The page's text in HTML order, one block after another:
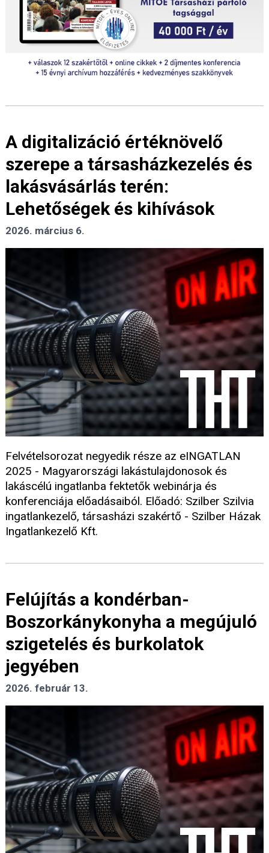
A digitalizáció értéknövelő
szerepe a társasházkezelés és
lakásvásárlás terén:
Lehetőségek és kihívások
2026. március 6.
Felvételsorozat negyedik része az eINGATLAN
2025 - Magyarországi lakástulajdonosok és
lakáscélú ingatlanba fektetők webinárja és
konferenciája előadásaiból. Előadó: Szilber Szilvia
ingatlankezelő, társasházi szakértő - Szilber Házak
Ingatlankezelő Kft.
Felújítás a kondérban-
Boszorkánykonyha a megújuló
szigetelés és burkolatok
jegyében
2026. február 13.